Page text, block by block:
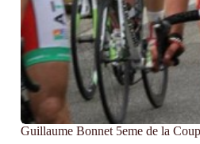
Guillaume Bonnet 5eme de la